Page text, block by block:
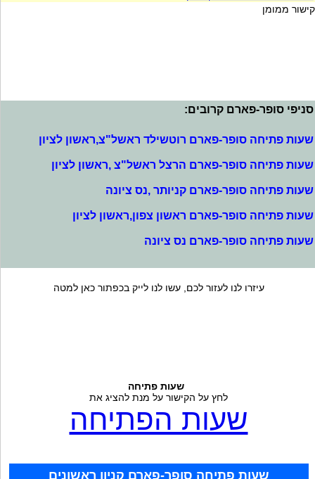
קישור ממומן
סניפי סופר-פארם קרובים:
שעות פתיחה סופר-פארם רוטשילד ראשל"צ,ראשון לציון
שעות פתיחה סופר-פארם הרצל ראשל"צ ,ראשון לציון
שעות פתיחה סופר-פארם קניותר ,נס ציונה
שעות פתיחה סופר-פארם ראשון צפון,ראשון לציון
שעות פתיחה סופר-פארם נס ציונה
עיזרו לנו לעזור לכם, עשו לנו לייק בכפתור כאן למטה
שעות פתיחה
לחץ על הקישור על מנת להציג את
שעות הפתיחה
שעות פתיחה סופר-פארם קניון ראשונים